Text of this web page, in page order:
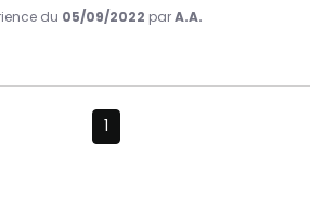
du 05/09/2022 parA.A.
1